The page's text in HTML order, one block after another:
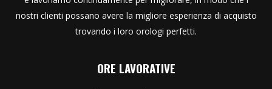
nostri clienti possano avere la migliore esperienza di acquisto
trovando i loro orologi perfetti.
ORE LAVORATIVE